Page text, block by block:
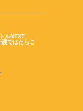
ルNEXT
護ではたらこ